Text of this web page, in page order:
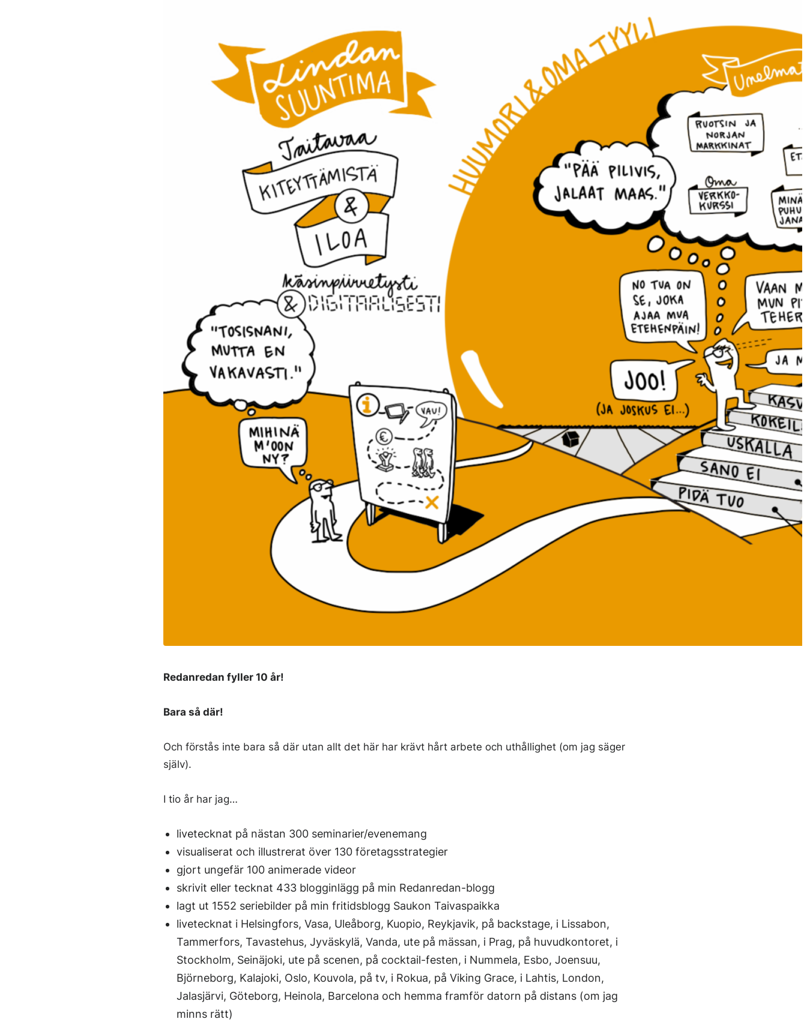
Redanredan fyller 10 år!
Bara så där!
Och förstås inte bara så där utan allt det här har krävt hårt arbete och uthållighet (om jag säger
själv).
I tio år har jag…
livetecknat på nästan 300 seminarier/evenemang
visualiserat och illustrerat över 130 företagsstrategier
gjort ungefär 100 animerade videor
skrivit eller tecknat 433 blogginlägg på min Redanredan-blogg
lagt ut 1552 seriebilder på min fritidsblogg Saukon Taivaspaikka
livetecknat i Helsingfors, Vasa, Uleåborg, Kuopio, Reykjavik, på backstage, i Lissabon,
Tammerfors, Tavastehus, Jyväskylä, Vanda, ute på mässan, i Prag, på huvudkontoret, i
Stockholm, Seinäjoki, ute på scenen, på cocktail-festen, i Nummela, Esbo, Joensuu,
Björneborg, Kalajoki, Oslo, Kouvola, på tv, i Rokua, på Viking Grace, i Lahtis, London,
Jalasjärvi, Göteborg, Heinola, Barcelona och hemma framför datorn på distans (om jag
minns rätt)